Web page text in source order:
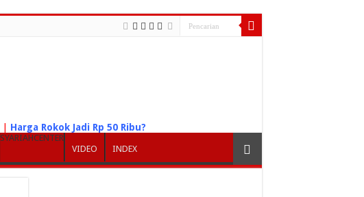
Harga Rokok Jadi Rp 50 Ribu?
SYARIAHCENTER
VIDEO
INDEX